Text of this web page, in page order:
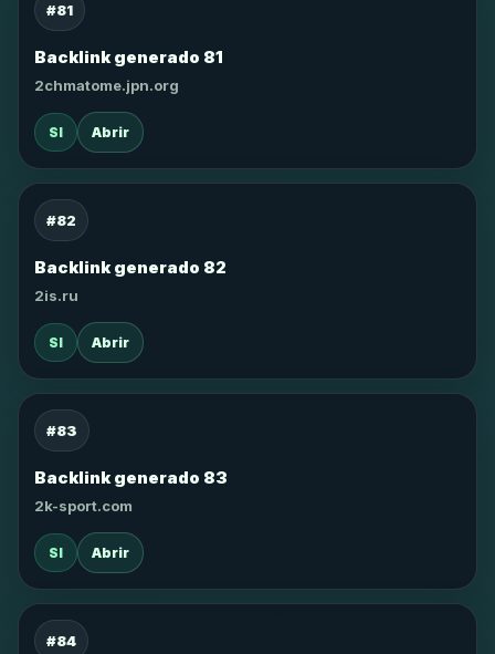
#81
Backlink generado 81
2chmatome.jpn.org
SI Abrir
#82
Backlink generado 82
2is.ru
SI Abrir
#83
Backlink generado 83
2k-sport.com
SI Abrir
#84